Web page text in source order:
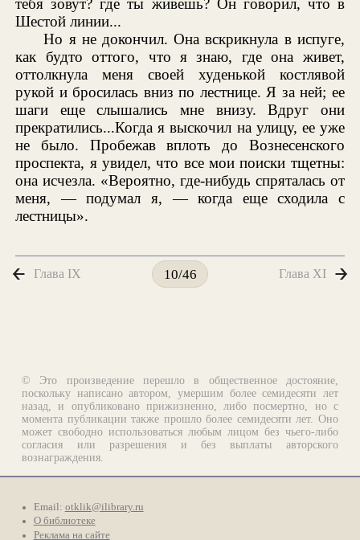
тебя зовут? где ты живешь? Он говорил, что в
Шестой линии...
Но я не докончил. Она вскрикнула в испуге,
как будто оттого, что я знаю, где она живет,
оттолкнула меня своей худенькой костлявой
рукой и бросилась вниз по лестнице. Я за ней; ее
шаги еще слышались мне внизу. Вдруг они
прекратились...Когда я выскочил на улицу, ее уже
не было. Пробежав вплоть до Вознесенского
проспекта, я увидел, что все мои поиски тщетны:
она исчезла. «Вероятно, где-нибудь спряталась от
меня, — подумал я, — когда еще сходила с
лестницы».
Глава IX 10/46 Глава XI
© Это произведение перешло в общественное достояние,
поскольку написано автором, умершим более семидесяти лет
назад, и опубликовано прижизненно, либо посмертно, но с
момента публикации также прошло более семидесяти лет. Оно
может свободно использоваться любым лицом без чьего-либо
согласия или разрешения и без выплаты авторского
вознаграждения.
Email: otklik@ilibrary.ru
О библиотеке
Реклама на сайте